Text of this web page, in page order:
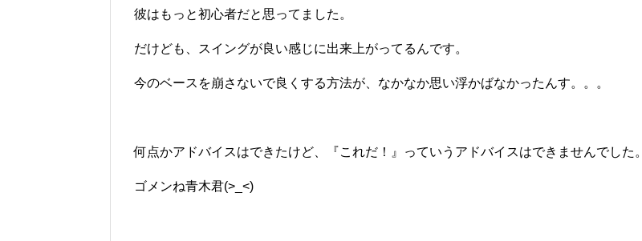
彼はもっと初心者だと思ってました。
だけども、スイングが良い感じに出来上がってるんです。
今のベースを崩さないで良くする方法が、なかなか思い浮かばなかったんす。。。
何点かアドバイスはできたけど、『これだ！』っていうアドバイスはできませんでした。
ゴメンね青木君(>_<)